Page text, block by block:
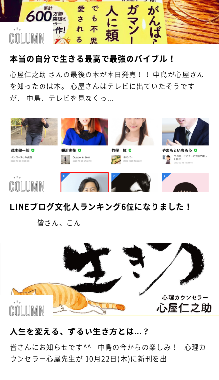
本当の自分で生きる最高で最強のバイブル！
心屋仁之助 さんの最後の本が本日発売！！ 中島が心屋さん
を知ったのは本。 心屋さんはテレビに出ていたそうです
が、 中島、テレビを見なくっ...
LINEブログ文化人ランキング6位になりました！
皆さん、こん...
人生を変える、ずるい生き方とは...？
皆さんにお知らせです^^ 中島の今からの楽しみ！ 心理カ
ウンセラー心屋先生が 10月22日(木)に新刊を出...